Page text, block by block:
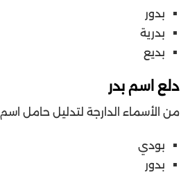
بدور
بدرية
بديع
دلع اسم بدر
من الأسماء الدارجة لتدليل حامل اسم
بودي
بدور